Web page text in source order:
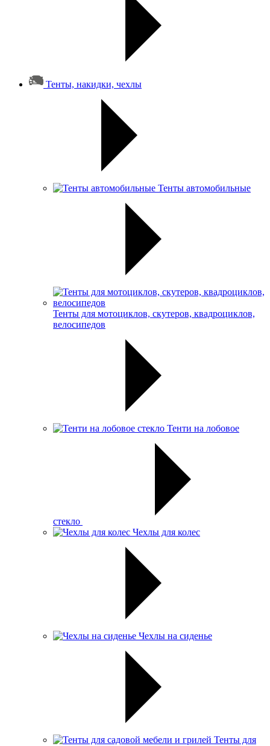
Тенты, накидки, чехлы
Тенты автомобильные
Тенты для мотоциклов, скутеров, квадроциклов,
велосипедов
Тенти на лобовое
стекло
Чехлы для колес
Чехлы на сиденье
Тенты для